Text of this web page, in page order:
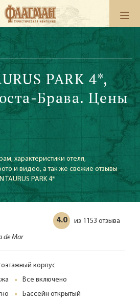
PARK 4*,
Брава. Цены
характеристики отеля,
и видео, а так же свежие отзывы
TAURUS PARK 4*
4.0 из 1153 отзыва
de Mar
корпус
Все включено
Бассейн открытый